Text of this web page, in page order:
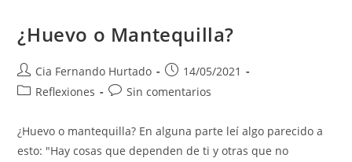
¿Huevo o Mantequilla?
Cia Fernando Hurtado
14/05/2021
Reflexiones
Sin comentarios
¿Huevo o mantequilla? En alguna parte leí algo parecido a
esto: "Hay cosas que dependen de ti y otras que no